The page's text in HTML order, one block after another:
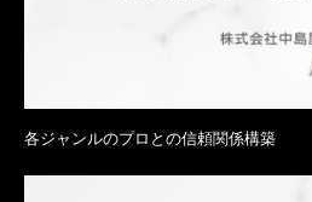
各ジャンルのプロとの信頼関係構築